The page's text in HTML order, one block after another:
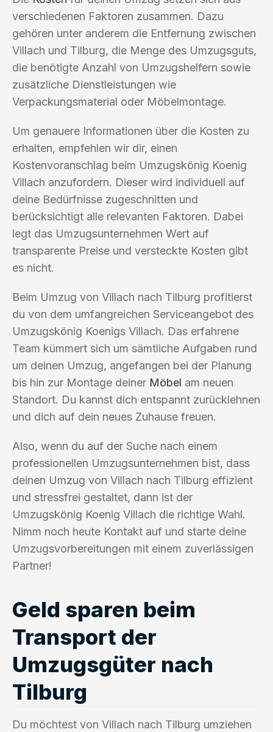
verschiedenen Faktoren zusammen. Dazu
gehören unter anderem die Entfernung zwischen
Villach und Tilburg, die Menge des Umzugsguts,
die benötigte Anzahl von Umzugshelfern sowie
zusätzliche Dienstleistungen wie
Verpackungsmaterial oder Möbelmontage.
Um genauere Informationen über die Kosten zu
erhalten, empfehlen wir dir, einen
Kostenvoranschlag beim Umzugskönig Koenig
Villach anzufordern. Dieser wird individuell auf
deine Bedürfnisse zugeschnitten und
berücksichtigt alle relevanten Faktoren. Dabei
legt das Umzugsunternehmen Wert auf
transparente Preise und versteckte Kosten gibt
es nicht.
Beim Umzug von Villach nach Tilburg profitierst
du von dem umfangreichen Serviceangebot des
Umzugskönig Koenigs Villach. Das erfahrene
Team kümmert sich um sämtliche Aufgaben rund
um deinen Umzug, angefangen bei der Planung
bis hin zur Montage deiner Möbel am neuen
Standort. Du kannst dich entspannt zurücklehnen
und dich auf dein neues Zuhause freuen.
Also, wenn du auf der Suche nach einem
professionellen Umzugsunternehmen bist, dass
deinen Umzug von Villach nach Tilburg effizient
und stressfrei gestaltet, dann ist der
Umzugskönig Koenig Villach die richtige Wahl.
Nimm noch heute Kontakt auf und starte deine
Umzugsvorbereitungen mit einem zuverlässigen
Partner!
Geld sparen beim
Transport der
Umzugsgüter nach
Tilburg
Du möchtest von Villach nach Tilburg umziehen